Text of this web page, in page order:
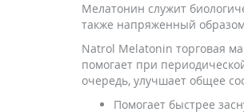
Мелатонин служит
также напряженный
Natrol Melatonin торговая
помогает при
очередь, улучшает общее
Помогает быстрее